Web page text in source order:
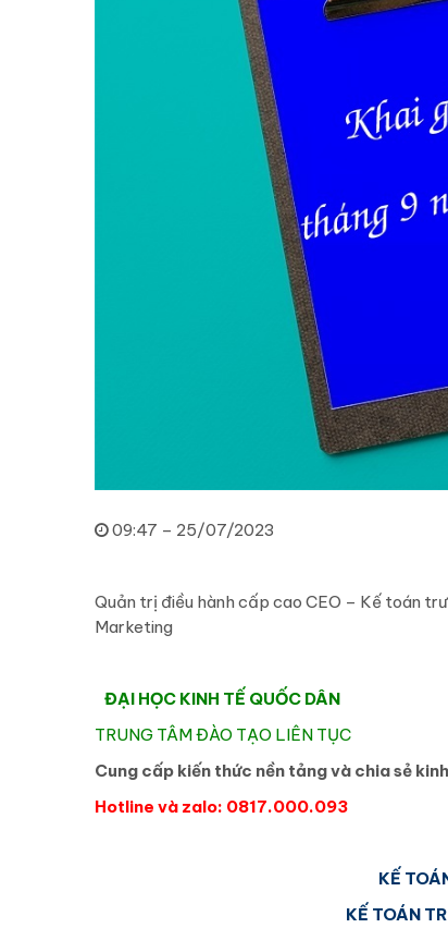
09:47 – 25/07/2023
Quản trị điều hành cấp cao CEO – Kế toán
Marketing
ĐẠI HỌC KINH TẾ QUỐC DÂN
TRUNG TÂM ĐÀO TẠO LIÊN TỤC
Cung cấp kiến thức nền tảng và chia sẻ
Hotline và zalo: 0817.000.093
KẾ
KẾ TOÁN